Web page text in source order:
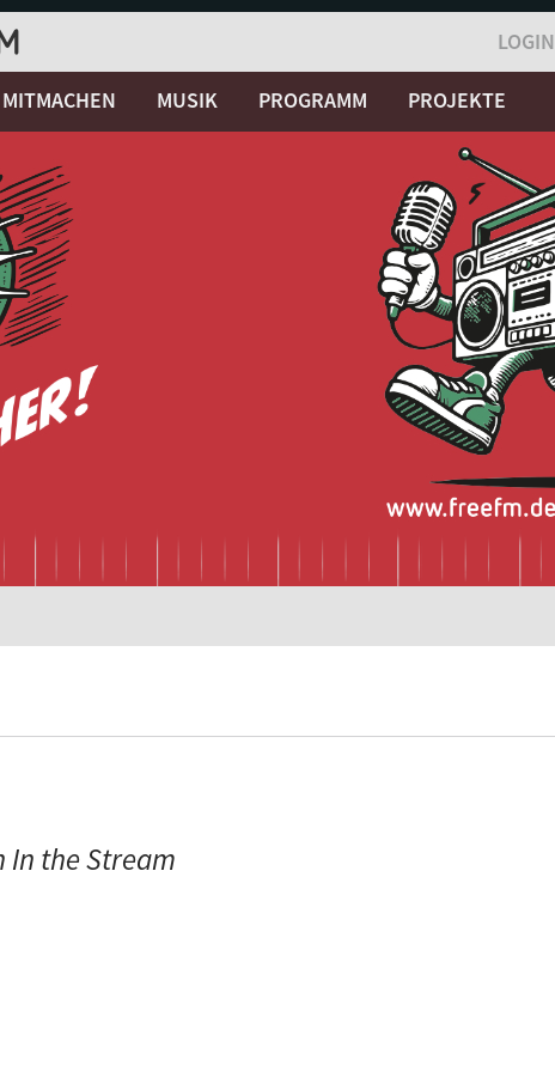
LOGIN
MITMACHEN MUSIK PROGRAMM PROJEKTE
In the Stream